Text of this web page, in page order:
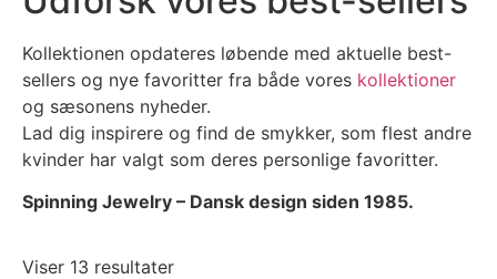
Kollektionen opdateres løbende med aktuelle best-
sellers og nye favoritter fra både vores kollektioner
og sæsonens nyheder.
Lad dig inspirere og find de smykker, som flest andre
kvinder har valgt som deres personlige favoritter.
Spinning Jewelry – Dansk design siden 1985.
Viser 13 resultater